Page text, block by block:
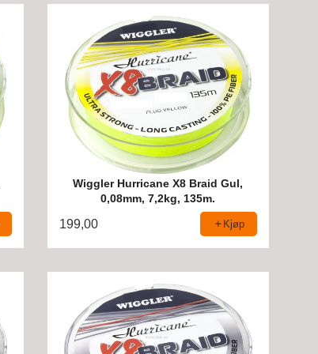
Wiggler Hurricane X8 Braid Gul,
0,08mm, 7,2kg, 135m.
199,00 Kjøp